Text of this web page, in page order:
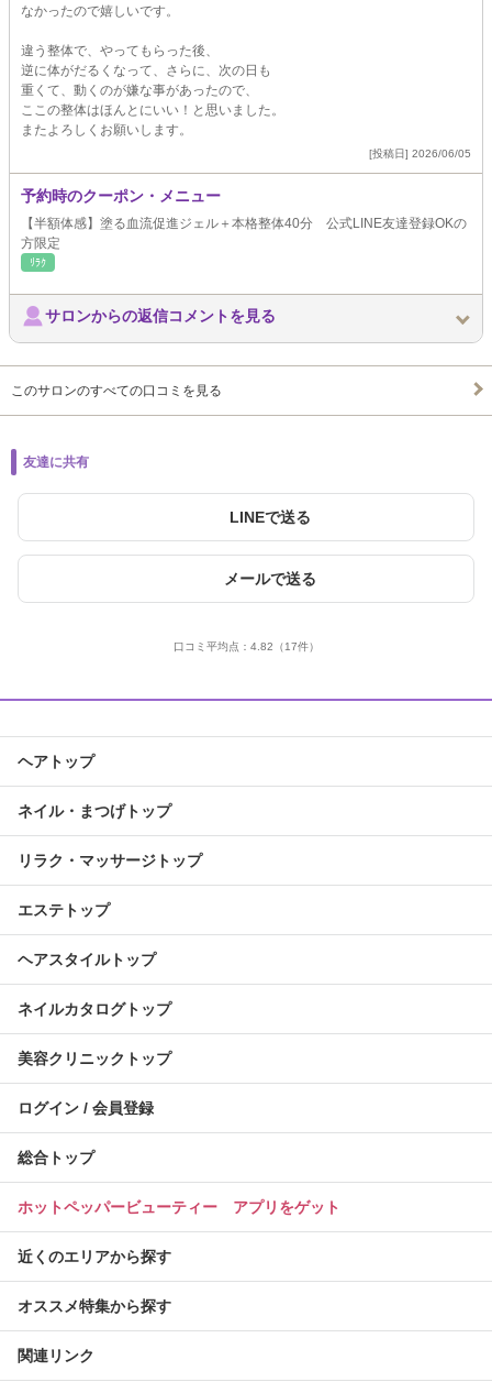
なかったので嬉しいです。
違う整体で、やってもらった後、
逆に体がだるくなって、さらに、次の日も
重くて、動くのが嫌な事があったので、
ここの整体はほんとにいい！と思いました。
またよろしくお願いします。
[投稿日] 2026/06/05
予約時のクーポン・メニュー
【半額体感】塗る血流促進ジェル＋本格整体40分 公式LINE友達登録OKの
方限定
ﾘﾗｸ
サロンからの返信コメントを見る
このサロンのすべての口コミを見る
友達に共有
LINEで送る
メールで送る
口コミ平均点： 4.82 （17件）
ヘアトップ
ネイル・まつげトップ
リラク・マッサージトップ
エステトップ
ヘアスタイルトップ
ネイルカタログトップ
美容クリニックトップ
ログイン / 会員登録
総合トップ
ホットペッパービューティー アプリをゲット
近くのエリアから探す
オススメ特集から探す
関連リンク